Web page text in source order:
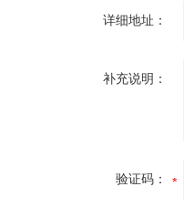
详细地址：
补充说明：
验证码：